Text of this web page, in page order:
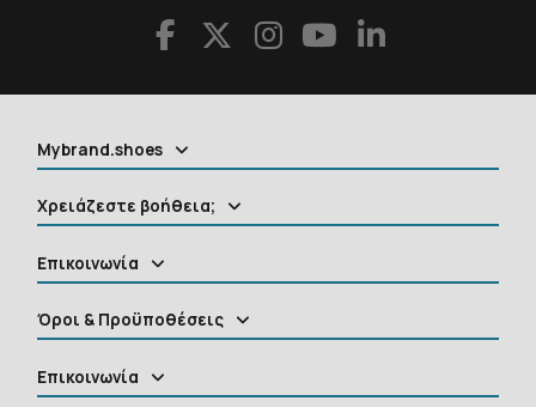
Mybrand.shoes
Χρειάζεστε βοήθεια;
Επικοινωνία
Όροι & Προϋποθέσεις
Επικοινωνία